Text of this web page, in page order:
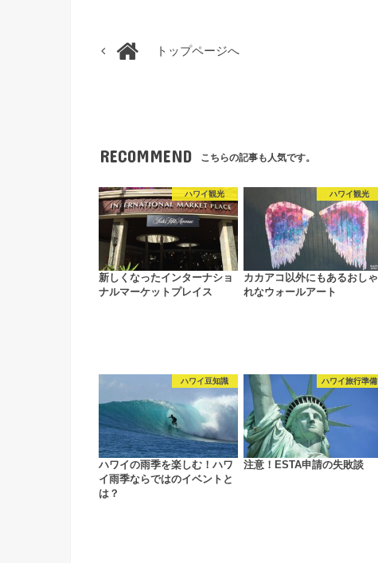
トップページへ
RECOMMEND こちらの記事も人気です。
ハワイ観光
新しくなったインターナショ
ナルマーケットプレイス
ハワイ観光
カカアコ以外にもあるおしゃ
れなウォールアート
ハワイ豆知識
ハワイの雨季を楽しむ！ハワ
イ雨季ならではのイベントと
は？
ハワイ旅行準備
注意！ESTA申請の失敗談